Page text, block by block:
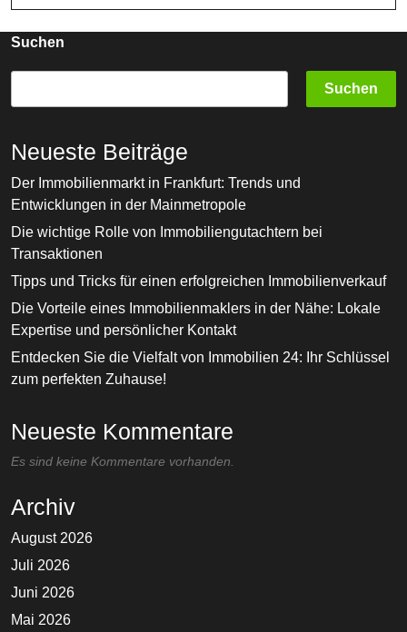
Blick
Auf
Sein
Suchen
Suchen
Neueste Beiträge
Der Immobilienmarkt in Frankfurt: Trends und
Entwicklungen in der Mainmetropole
Die wichtige Rolle von Immobiliengutachtern bei
Transaktionen
Tipps und Tricks für einen erfolgreichen Immobilienverkauf
Die Vorteile eines Immobilienmaklers in der Nähe: Lokale
Expertise und persönlicher Kontakt
Entdecken Sie die Vielfalt von Immobilien 24: Ihr Schlüssel
zum perfekten Zuhause!
Neueste Kommentare
Es sind keine Kommentare vorhanden.
Archiv
August 2026
Juli 2026
Juni 2026
Mai 2026